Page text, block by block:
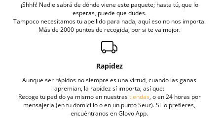
¡Shhh! Nadie sabrá de dónde viene este paquete; hasta tú, que lo
esperas, puede que dudes.
Tampoco necesitamos tu apellido para nada, aquí eso no nos importa.
Más de 2000 puntos de recogida, por si te va mejor.
Rapidez
Aunque ser rápidos no siempre es una virtud, cuando las ganas
apremian, la rapidez sí importa, así que:
Recoge tu pedido ya mismo en nuestrastiendas, o en 24 horas por
mensajeria (en tu domicilio o en un punto Seur). Si lo prefieres,
encuéntranos en Glovo App.